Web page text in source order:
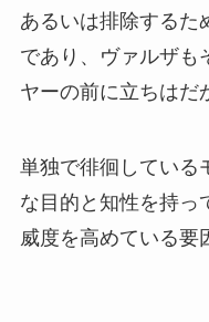
あるいは排除するた
であり、ヴァルザも
ヤーの前に立ちはだ
単独で徘徊している
な目的と知性を持っ
威度を高めている要